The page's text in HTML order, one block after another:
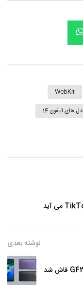
WebKit
های آیفون 14
نوشته بعدی